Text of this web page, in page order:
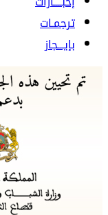
ترجمـات
بإيـــجاز